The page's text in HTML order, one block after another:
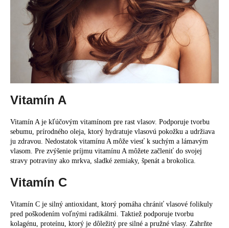
Vitamín A
Vitamín A je kľúčovým vitamínom pre rast vlasov. Podporuje tvorbu
sebumu, prírodného oleja, ktorý hydratuje vlasovú pokožku a udržiava
ju zdravou. Nedostatok vitamínu A môže viesť k suchým a lámavým
vlasom. Pre zvýšenie príjmu vitamínu A môžete začleniť do svojej
stravy potraviny ako mrkva, sladké zemiaky, špenát a brokolica.
Vitamín C
Vitamín C je silný antioxidant, ktorý pomáha chrániť vlasové folikuly
pred poškodením voľnými radikálmi. Taktiež podporuje tvorbu
kolagénu, proteínu, ktorý je dôležitý pre silné a pružné vlasy. Zahrňte